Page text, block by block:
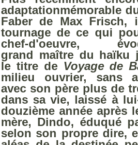
adaptationmémorable
Faber de Max
tournage de ce qui
chef-d'oeuvre,
grand maître du haïku
le titre de Voyage de
milieu ouvrier, sans
avec son père plus de
dans sa vie, laissé à
douzième année après
mère, Dindo, éduqué
selon son propre dire,